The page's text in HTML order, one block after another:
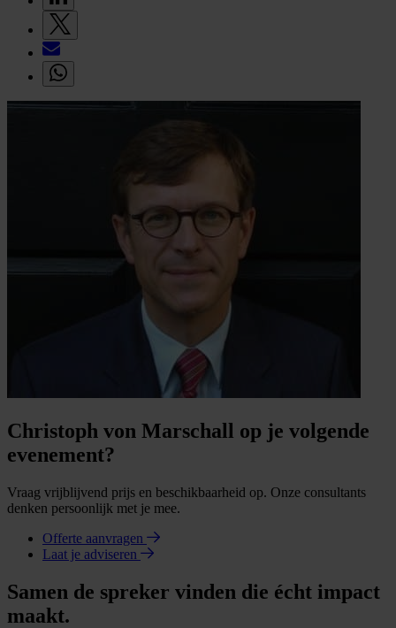
Christoph von Marschall op je volgende
evenement?
Vraag vrijblijvend prijs en beschikbaarheid op. Onze consultants
denken persoonlijk met je mee.
Offerte aanvragen
Laat je adviseren
Samen de spreker vinden die écht impact
maakt.